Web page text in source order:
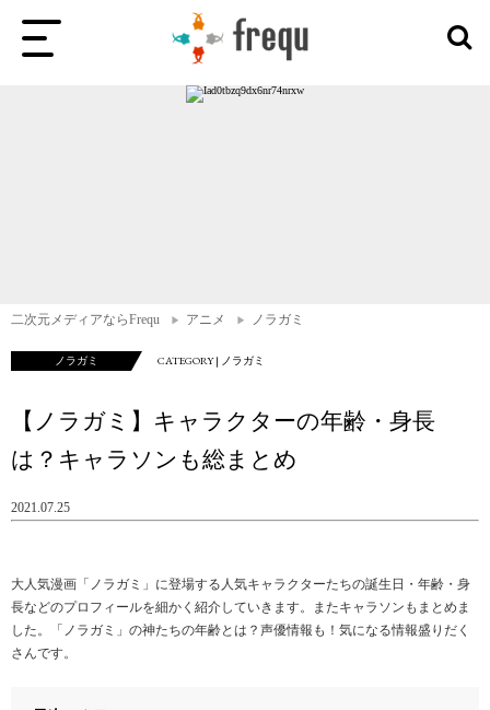
二次元メディアならFrequ アニメ ノラガミ
ノラガミ CATEGORY | ノラガミ
【ノラガミ】キャラクターの年齢・身長
は？キャラソンも総まとめ
2021.07.25
大人気漫画「ノラガミ」に登場する人気キャラクターたちの誕生日・年齢・身
長などのプロフィールを細かく紹介していきます。またキャラソンもまとめま
した。「ノラガミ」の神たちの年齢とは？声優情報も！気になる情報盛りだく
さんです。